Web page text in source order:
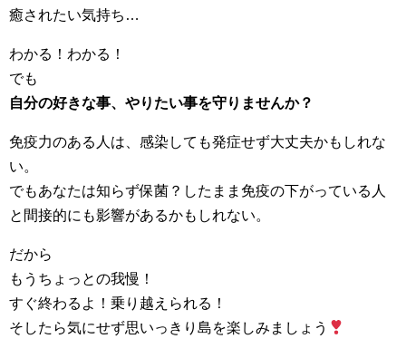
癒されたい気持ち…
わかる！わかる！
でも
自分の好きな事、やりたい事を守りませんか？
免疫力のある人は、感染しても発症せず大丈夫かもしれな
い。
でもあなたは知らず保菌？したまま免疫の下がっている人
と間接的にも影響があるかもしれない。
だから
もうちょっとの我慢！
すぐ終わるよ！乗り越えられる！
そしたら気にせず思いっきり島を楽しみましょう